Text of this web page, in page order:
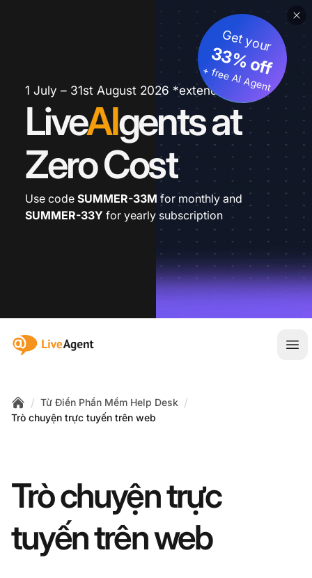
1 July – 31st August 2026 *extended
LiveAIgents at
Zero Cost
Get your
33% off
+ free AI Agent
Use code SUMMER-33M for monthly and
SUMMER-33Y for yearly subscription
:site.title
Mở
Home
/ Từ Điển Phần Mềm Help Desk /
Trò chuyện trực tuyến trên web
Trò chuyện trực
tuyến trên web